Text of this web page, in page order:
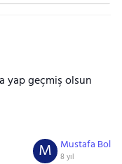
yap geçmiş olsun
Mustafa Bol
8 yıl
M